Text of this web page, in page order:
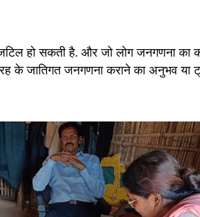
हो सकती है. और जो लोग जनगणना का
के जातिगत जनगणना कराने का अनुभव या